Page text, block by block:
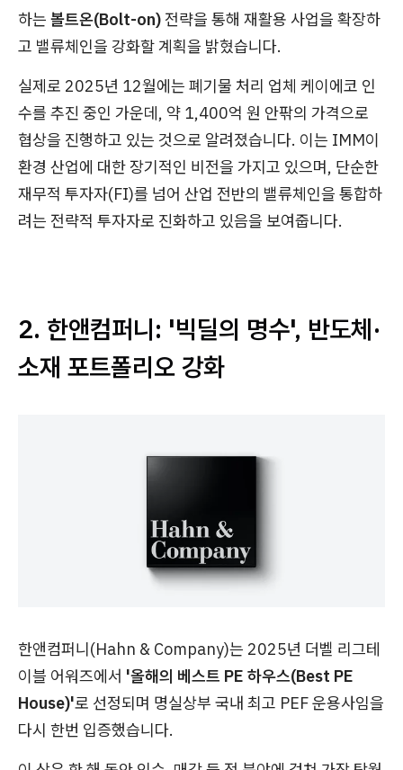
하는 볼트온(Bolt-on) 전략을 통해 재활용 사업을 확장하
고 밸류체인을 강화할 계획을 밝혔습니다.
실제로 2025년 12월에는 폐기물 처리 업체 케이에코 인
수를 추진 중인 가운데, 약 1,400억 원 안팎의 가격으로
협상을 진행하고 있는 것으로 알려졌습니다. 이는 IMM이
환경 산업에 대한 장기적인 비전을 가지고 있으며, 단순한
재무적 투자자(FI)를 넘어 산업 전반의 밸류체인을 통합하
려는 전략적 투자자로 진화하고 있음을 보여줍니다.
2. 한앤컴퍼니: '빅딜의 명수', 반도체·
소재 포트폴리오 강화
한앤컴퍼니(Hahn & Company)는 2025년 더벨 리그테
이블 어워즈에서 '올해의 베스트 PE 하우스(Best PE
House)'로 선정되며 명실상부 국내 최고 PEF 운용사임을
다시 한번 입증했습니다.